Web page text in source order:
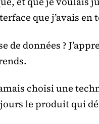
que j’avais en
de données ?
choisi une
le produit qui